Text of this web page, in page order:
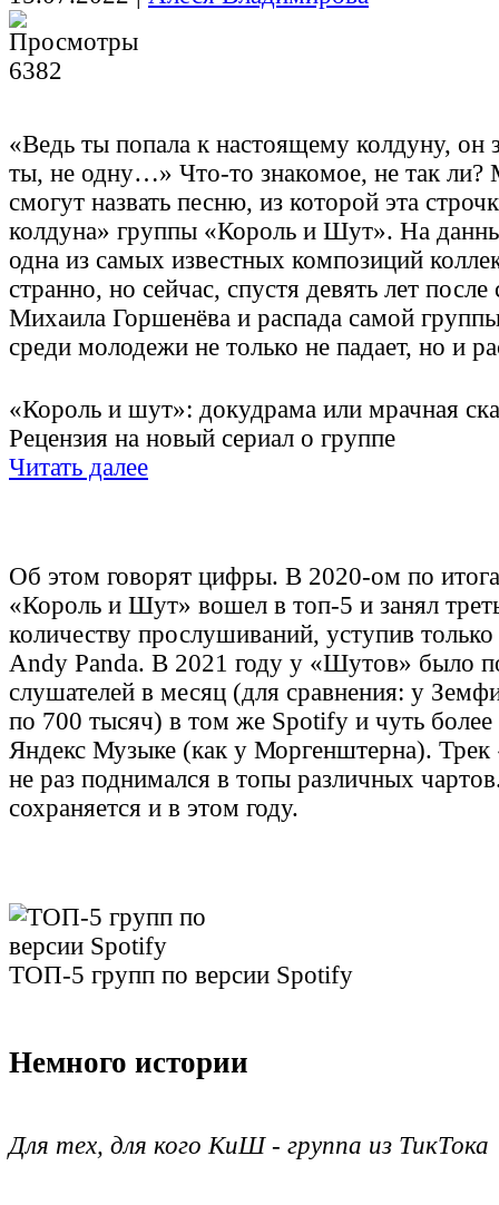
6382
«Ведь ты попала к настоящему колдуну, он
ты, не одну…» Что-то знакомое, не так ли?
смогут назвать песню, из которой эта
колдуна» группы «Король и Шут». На
одна из самых известных композиций
странно, но сейчас, спустя девять лет
Михаила Горшенëва и распада самой
среди молодежи не только не падает, но и
«Король и шут»: докудрама или мрачная
Рецензия на новый сериал о группе
Читать далее
Об этом говорят цифры. В 2020-ом по
«Король и Шут» вошел в топ-5 и занял
количеству прослушиваний, уступив
Andy Panda. В 2021 году у «Шутов» было
слушателей в месяц (для сравнения: у
по 700 тысяч) в том же Spotify и чуть
Яндекс Музыке (как у Моргенштерна). Трек
не раз поднимался в топы различных
сохраняется и в этом году.
ТОП-5 групп по версии Spotify
Немного истории
Для тех, для кого КиШ - группа из ТикТока